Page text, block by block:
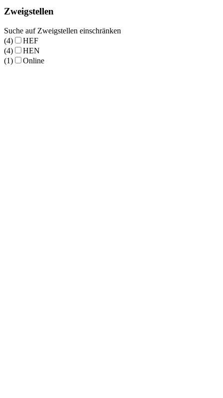
Zweigstellen
Suche auf Zweigstellen einschränken
(4)
HEF
(4)
HEN
(1)
Online